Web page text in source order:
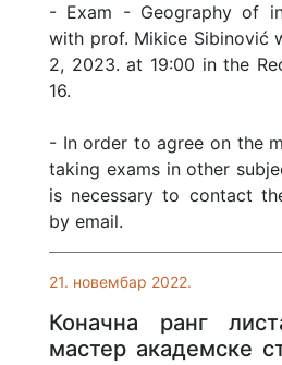
- Exam - Geography of
with prof. Mikice Sibinović
2, 2023. at 19:00 in the
16.
- In order to agree on the
taking exams in other
is necessary to contact
by email.
21. новембар 2022.
Коначнa ранг
мастер aкадемске